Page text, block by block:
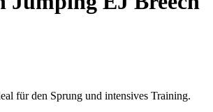
für den Sprung und intensives Training.